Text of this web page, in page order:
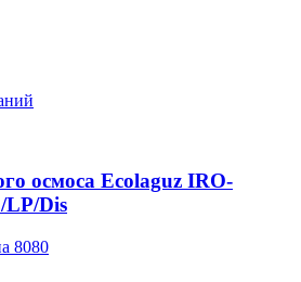
осмоса Ecolaguz IRO-
LP/Dis
8080